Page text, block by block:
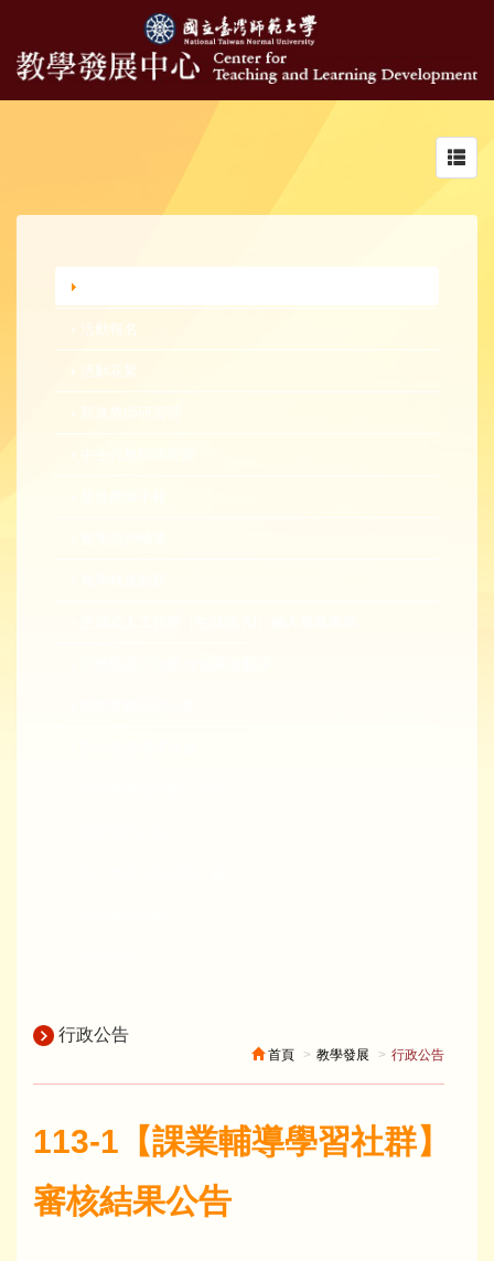
活動報名
活動花絮
新進教師研習營
行政公告
首頁 教學發展 行政公告
113-1【課業輔導學習社群】
審核結果公告